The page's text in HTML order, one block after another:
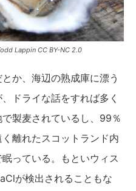
Lappin CC BY-NC 2.0
か、海辺の熟成庫に漂う
ドライな話をすれば多く
製麦されているし、99％
離れたスコットランド内
っている。もといウィス
が検出されることもな